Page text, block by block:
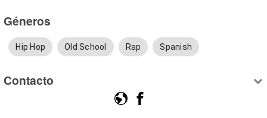
Géneros
Hip Hop Old School Rap Spanish
Contacto